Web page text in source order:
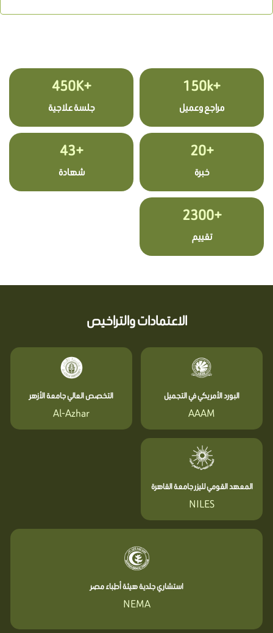
+150k
مراجع وعميل
+450K
جلسة علاجية
+20
خبرة
+43
شهادة
+2300
تقييم
الاعتمادات والتراخيص
البورد الأمريكي في التجميل
AAAM
التخصص العالي جامعة الأزهر
Al-Azhar
المعهد القومي لليزر جامعة القاهرة
NILES
استشاري جلدية هيئة أطباء مصر
NEMA